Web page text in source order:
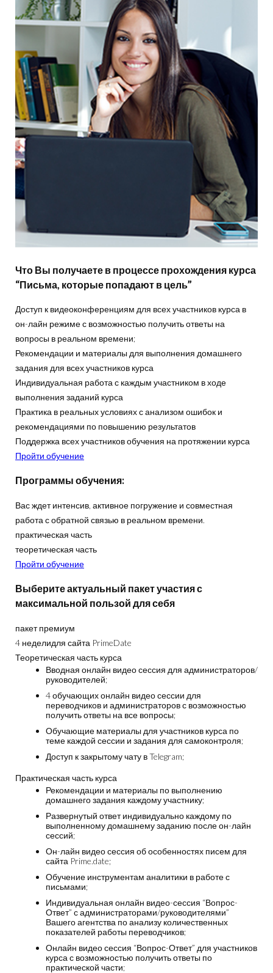
Что Вы получаете в процессе прохождения курса
“Письма, которые попадают в цель”
Доступ к видеоконференциям для всех участников курса в
он-лайн режиме с возможностью получить ответы на
вопросы в реальном времени;
Рекомендации и материалы для выполнения домашнего
задания для всех участников курса
Индивидуальная работа с каждым участником в ходе
выполнения заданий курса
Практика в реальных условиях с анализом ошибок и
рекомендациями по повышению результатов
Поддержка всех участников обучения на протяжении курса
Пройти обучение
Программы обучения:
Вас ждет интенсив, активное погружение и совместная
работа с обратной связью в реальном времени.
практическая часть
теоретическая часть
Пройти обучение
Выберите актуальный пакет участия с
максимальной пользой для себя
пакет премиум
4 неделидля сайта PrimeDate
Теоретическая часть курса
Вводная онлайн видео сессия для администраторов/
руководителей;
4 обучающих онлайн видео сессии для
переводчиков и администраторов с возможностью
получить ответы на все вопросы;
Обучающие материалы для участников курса по
теме каждой сессии и задания для самоконтроля;
Доступ к закрытому чату в Telegram;
Практическая часть курса
Рекомендации и материалы по выполнению
домашнего задания каждому участнику;
Развернутый ответ индивидуально каждому по
выполненному домашнему заданию после он-лайн
сессий;
Он-лайн видео сессия об особенностях писем для
сайта Prime.date;
Обучение инструментам аналитики в работе с
письмами;
Индивидуальная онлайн видео-сессия “Вопрос-
Ответ” с администраторами/руководителями”
Вашего агентства по анализу количественных
показателей работы переводчиков;
Онлайн видео сессия “Вопрос-Ответ” для участников
курса с возможностью получить ответы по
практической части;